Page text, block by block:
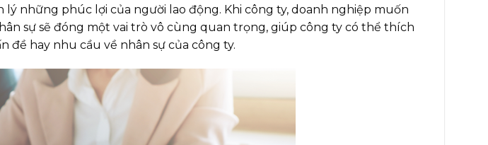
những phúc lợi của người lao động. Khi công ty, doanh nghiệp muốn
sự sẽ đóng một vai trò vô cùng quan trọng, giúp công ty có thể thích
đề hay nhu cầu về nhân sự của công ty.